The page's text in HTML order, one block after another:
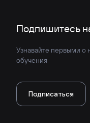
Подпишитесь
Узнавайте первыми о
обучения
Подписаться